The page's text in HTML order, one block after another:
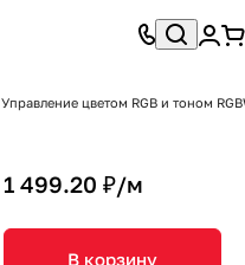
Управление цветом RGB и тоном
1 499.20 ₽/м
В корзину